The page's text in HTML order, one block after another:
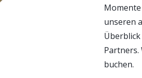
unseren
buchen.